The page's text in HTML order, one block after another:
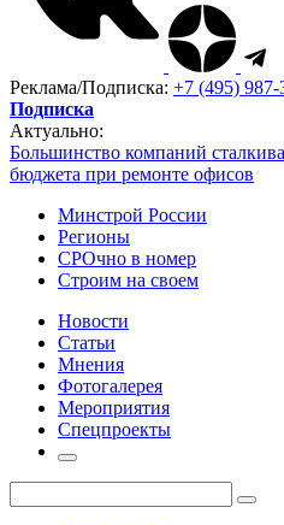
Реклама/Подписка: +7 (495) 987-
Подписка
Актуально:
Большинство компаний
бюджета при ремонте офисов
Минстрой России
Регионы
СРОчно в номер
Строим на своем
Новости
Статьи
Мнения
Фотогалерея
Мероприятия
Спецпроекты